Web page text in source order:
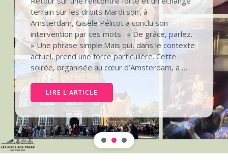
terrain sur les droits Mardi soir, à
Amsterdam, Gisèle Pélicot a conclu son
intervention par ces mots : « De grâce, parlez.
» Une phrase simple.Mais qui, dans le contexte
actuel, prend une force particulière. Cette
soirée, organisée au cœur d’Amsterdam, a …
LIRE L'ARTICLE